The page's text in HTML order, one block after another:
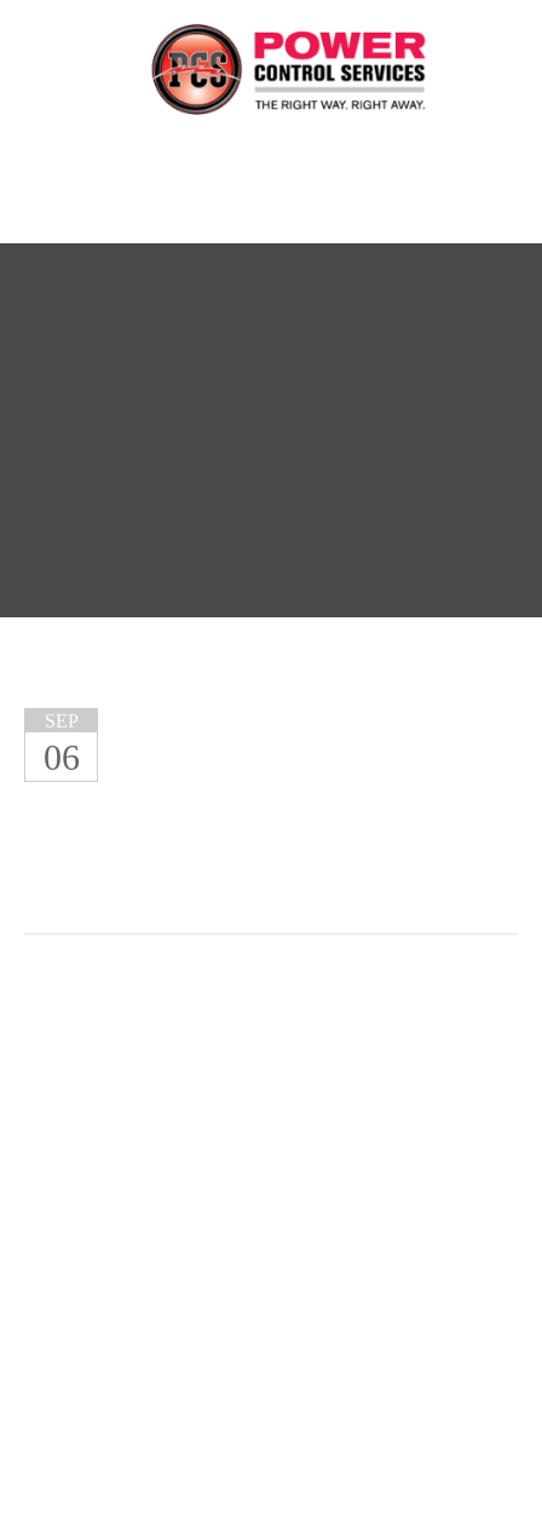
SEP
06